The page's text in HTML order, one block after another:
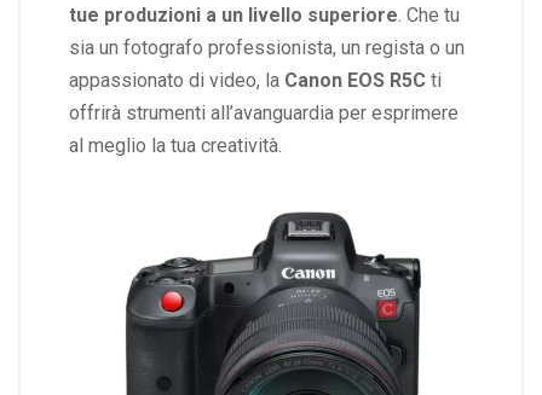
tue produzioni a un livello superiore. Che tu
sia un fotografo professionista, un regista o un
appassionato di video, la Canon EOS R5C ti
offrirà strumenti all’avanguardia per esprimere
al meglio la tua creatività.